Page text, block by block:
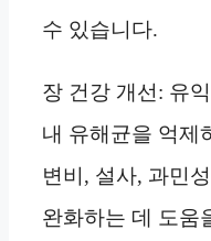
수 있습니다.
장 건강 개선: 유
내 유해균을 억제
변비, 설사, 과민
완화하는 데 도움